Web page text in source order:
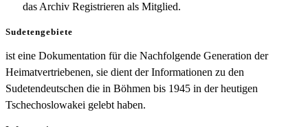
das Archiv Registrieren als Mitglied.
Sudetengebiete
ist eine Dokumentation für die Nachfolgende Generation der
Heimatvertriebenen, sie dient der Informationen zu den
Sudetendeutschen die in Böhmen bis 1945 in der heutigen
Tschechoslowakei gelebt haben.